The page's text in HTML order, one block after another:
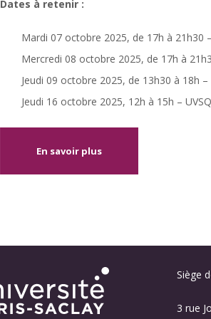
Dates à retenir :
Mardi 07 octobre 2025, de 17h à 21h30
Mercredi 08 octobre 2025, de 17h à
Jeudi 09 octobre 2025, de 13h30 à 18h
Jeudi 16 octobre 2025, 12h à 15h –
En savoir plus
Siège
3 rue